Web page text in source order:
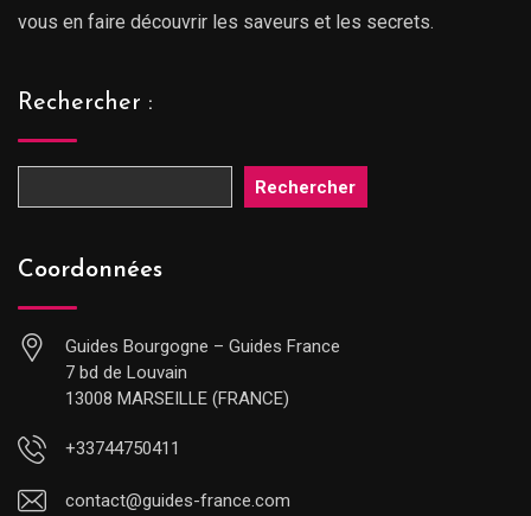
vous en faire découvrir les saveurs et les secrets.
Rechercher :
Rechercher
Coordonnées
Guides Bourgogne – Guides France
7 bd de Louvain
13008 MARSEILLE (FRANCE)
+33744750411
contact@guides-france.com